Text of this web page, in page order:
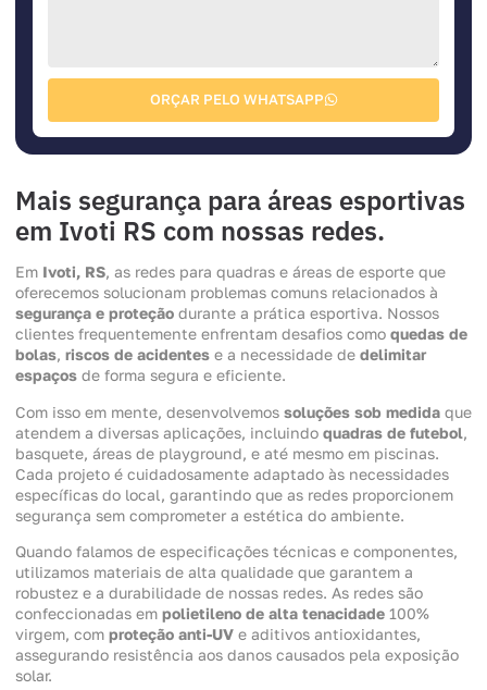
ORÇAR PELO WHATSAPP
Mais segurança para áreas esportivas
em Ivoti RS com nossas redes.
Em Ivoti, RS, as redes para quadras e áreas de esporte que
oferecemos solucionam problemas comuns relacionados à
segurança e proteção durante a prática esportiva. Nossos
clientes frequentemente enfrentam desafios como quedas de
bolas, riscos de acidentes e a necessidade de delimitar
espaços de forma segura e eficiente.
Com isso em mente, desenvolvemos soluções sob medida que
atendem a diversas aplicações, incluindo quadras de futebol,
basquete, áreas de playground, e até mesmo em piscinas.
Cada projeto é cuidadosamente adaptado às necessidades
específicas do local, garantindo que as redes proporcionem
segurança sem comprometer a estética do ambiente.
Quando falamos de especificações técnicas e componentes,
utilizamos materiais de alta qualidade que garantem a
robustez e a durabilidade de nossas redes. As redes são
confeccionadas em polietileno de alta tenacidade 100%
virgem, com proteção anti-UV e aditivos antioxidantes,
assegurando resistência aos danos causados pela exposição
solar.